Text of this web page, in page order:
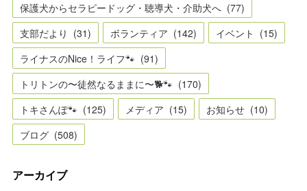
保護犬からセラピードッグ・聴導犬・介助犬へ (77)
支部だより (31) ボランティア (142) イベント (15)
ライナスのNice！ライフ🐾 (91)
トリトンの〜徒然なるままに〜🐕🐾 (170)
トキさんぽ🐾 (125) メディア (15) お知らせ (10)
ブログ (508)
アーカイブ